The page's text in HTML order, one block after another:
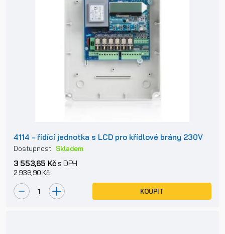
4114 - řídící jednotka s LCD pro křídlové brány 230V
Dostupnost: Skladem
3 553,65 Kčs DPH
2 936,90 Kč
KOUPIT